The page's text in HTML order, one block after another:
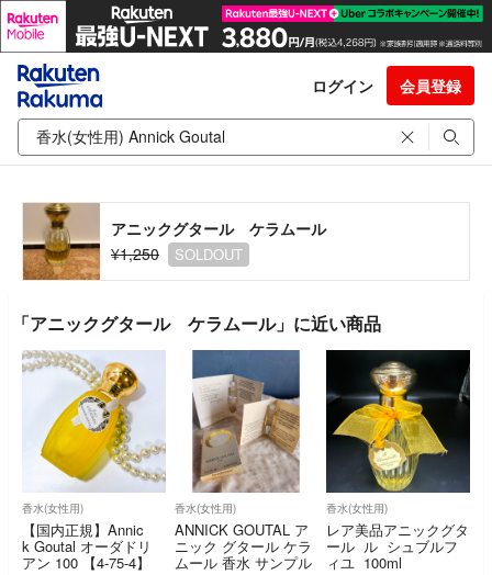
ログイン 会員登録
アニックグタール ケラムール
¥1,250
SOLDOUT
「アニックグタール ケラムール」に近い商品
香水(女性用)
【国内正規】Annic
k Goutal オーダドリ
アン 100 【4-75-4】
香水(女性用)
ANNICK GOUTAL ア
ニック グタール ケラ
ムール 香水 サンプル
香水(女性用)
レア美品アニックグタ
ール ル シュブルフ
ィユ 100ml